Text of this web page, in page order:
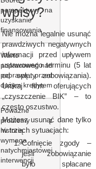
perspektywy na
uzyskanie
finansowania
Warto
popracować nad
poprawą przed
dużym kredytem
Poważne
problemy z
historią –
wymaga
natychmiastowej
interwencji
wpisy?
Nie można legalnie usunąć
prawdziwych negatywnych
informacji przed upływem
ustawowego terminu (5 lat
od spłaty zobowiązania).
Unikaj firm oferujących
„czyszczenie BIK” – to
często oszustwo.
Możesz usunąć dane tylko
w trzech sytuacjach:
Cofnięcie zgody –
jeśli zobowiązanie
było spłacane